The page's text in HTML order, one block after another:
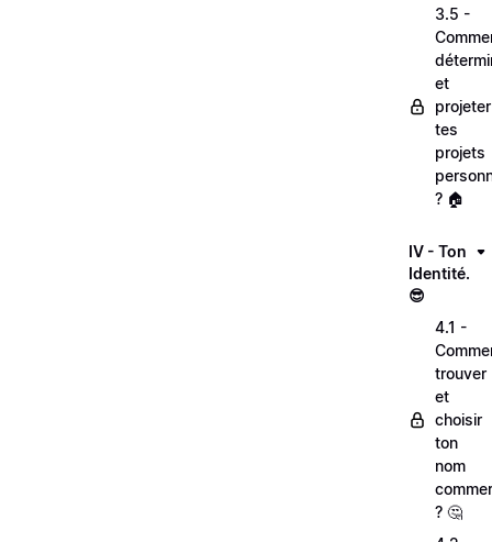
3.5 -
et
projeter
tes
projets
? 🏠
IV - Ton
Identité.
😎
4.1 -
trouver
et
choisir
ton
nom
? 🤔